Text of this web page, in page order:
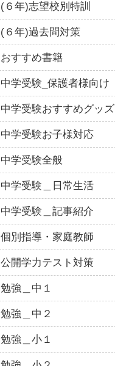
(６年)志望校別特訓
(６年)過去問対策
おすすめ書籍
中学受験_保護者様向け
中学受験おすすめグッズ
中学受験お子様対応
中学受験全般
中学受験＿日常生活
中学受験＿記事紹介
個別指導・家庭教師
公開学力テスト対策
勉強＿中１
勉強＿中２
勉強＿小１